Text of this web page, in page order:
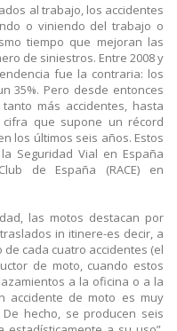
al trabajo, los accidentes
o viniendo del trabajo o
tiempo que mejoran las
de siniestros. Entre 2008 y
fue la contraria: los
35%. Pero desde entonces
más accidentes, hasta
que supone un récord
los últimos seis años. Estos
Seguridad Vial en España
de España (RACE) en
las motos destacan por
in itinere-es decir, a
cada cuatro accidentes (el
de moto, cuando estos
a la oficina o a la
accidente de moto es muy
hecho, se producen seis